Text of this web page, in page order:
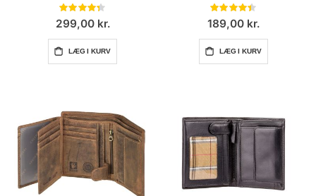
Bedømmelse:
299,00 kr.
LÆG I KURV
Bedømmelse:
189,00 kr.
LÆG I KURV